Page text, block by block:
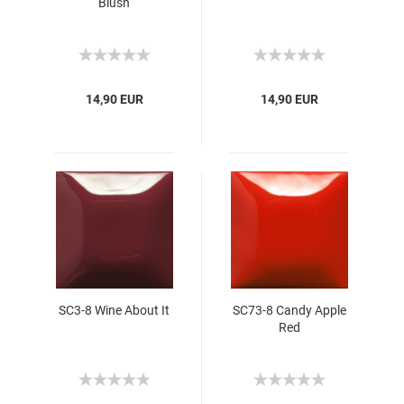
14,90 EUR 14,90 EUR
SC3-8 Wine About It
SC73-8 Candy Apple
Red